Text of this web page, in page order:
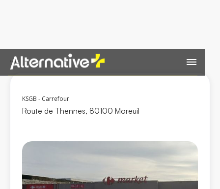
Retour
KSGB - Carrefour
Route de Thennes, 80100 Moreuil